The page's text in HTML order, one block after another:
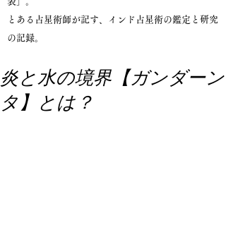
とある占星術師が記す、インド占星術の鑑定と研究
の記録。
炎と水の境界【ガンダーン
タ】とは？